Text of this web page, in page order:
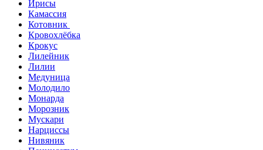
Ирисы
Камассия
Котовник
Кровохлёбка
Крокус
Лилейник
Лилии
Медуница
Молодило
Монарда
Морозник
Мускари
Нарциссы
Нивяник